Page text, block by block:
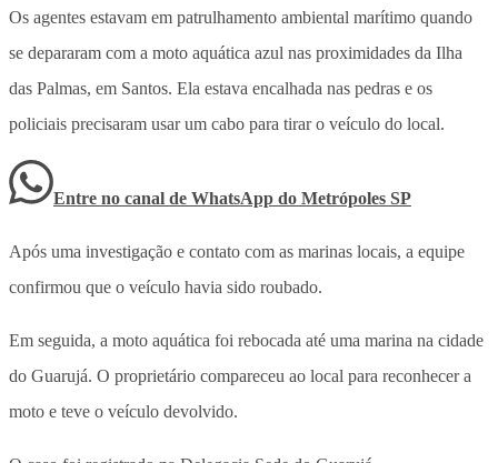
Os agentes estavam em patrulhamento ambiental marítimo quando
se depararam com a moto aquática azul nas proximidades da Ilha
das Palmas, em Santos. Ela estava encalhada nas pedras e os
policiais precisaram usar um cabo para tirar o veículo do local.
Entre no canal de WhatsApp do Metrópoles SP
Após uma investigação e contato com as marinas locais, a equipe
confirmou que o veículo havia sido roubado.
Em seguida, a moto aquática foi rebocada até uma marina na cidade
do Guarujá. O proprietário compareceu ao local para reconhecer a
moto e teve o veículo devolvido.